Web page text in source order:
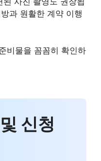
과 원활한 계약 이행
비물을 꼼꼼히 확인하
신청